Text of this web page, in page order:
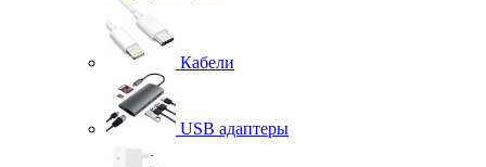
Кабели
USB адаптеры